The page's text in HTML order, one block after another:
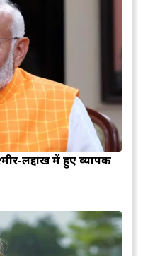
लद्दाख में हुए व्यापक